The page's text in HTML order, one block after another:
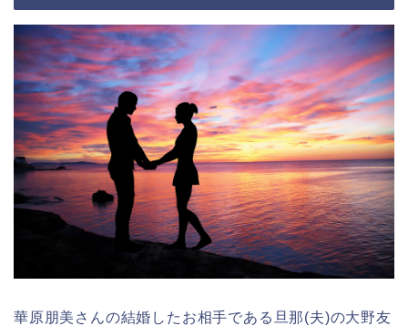
華原朋美さんの結婚したお相手である旦那(夫)の大野友